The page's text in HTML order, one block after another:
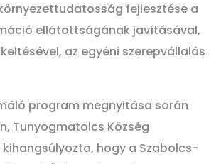
fejlesztése a
ellátottságának javításával,
az egyéni szerepvállalás
program megnyitása során
Tunyogmatolcs Község
hogy a Szabolcs-